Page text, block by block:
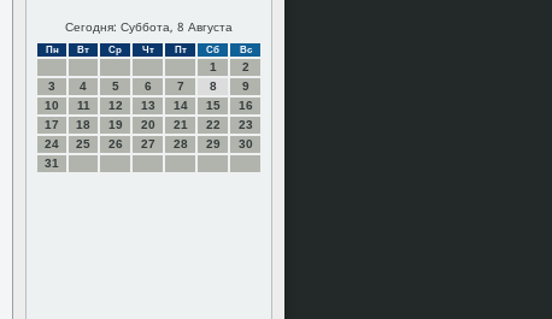
Сегодня: Суббота, 8 Августа
Пн Вт Ср Чт Пт Сб Вс
1
2
3
4 5 6 7 8
9
10
11 12 13 14 15
16
17
18 19 20 21 22
23
24
25 26 27 28 29
30
31